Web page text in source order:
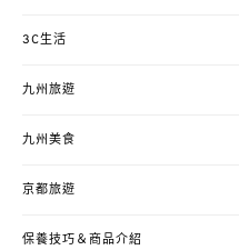
3C生活
九州旅遊
九州美食
京都旅遊
保養技巧＆商品介紹